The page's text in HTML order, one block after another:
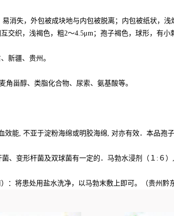
消失，外包被成块地与内包被脱离；内包被纸状，
织，浅褐色，粗2～4.5μm；孢子褐色，球形，有小
新疆、贵州。
角甾醇、类脂化合物、尿索、氨基酸等。
能, 不亚于淀粉海绵或明胶海绵, 对亦有效．本品孢
变形杆菌及双球菌有一定的．马勃水浸剂（１:６）
：将患处用盐水洗净，以马勃末敷上即可。（贵州黔